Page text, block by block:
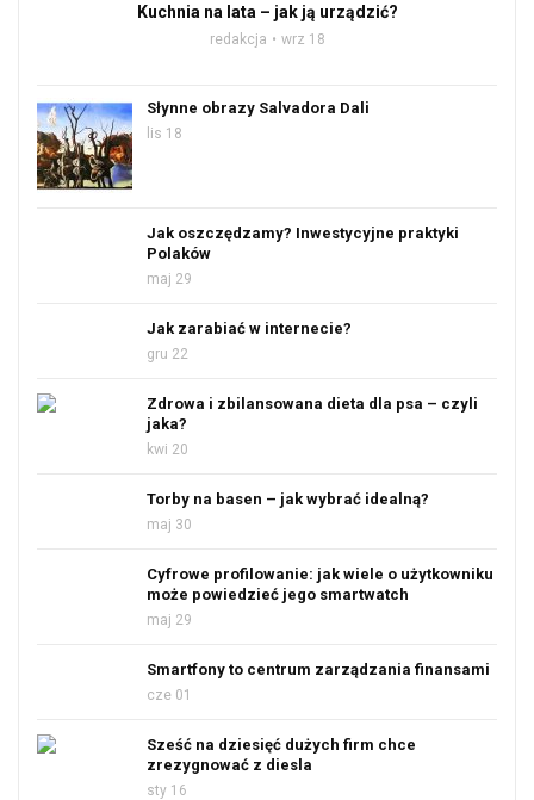
Kuchnia na lata – jak ją urządzić?
redakcja wrz 18
Słynne obrazy Salvadora Dali
lis 18
Jak oszczędzamy? Inwestycyjne praktyki
Polaków
maj 29
Jak zarabiać w internecie?
gru 22
Zdrowa i zbilansowana dieta dla psa – czyli
jaka?
kwi 20
Torby na basen – jak wybrać idealną?
maj 30
Cyfrowe profilowanie: jak wiele o użytkowniku
może powiedzieć jego smartwatch
maj 29
Smartfony to centrum zarządzania finansami
cze 01
Sześć na dziesięć dużych firm chce
zrezygnować z diesla
sty 16